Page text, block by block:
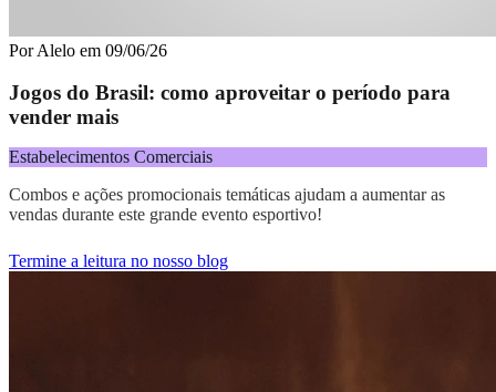
PorAlelo em 09/06/26
Jogos do Brasil: como aproveitar o período para
vender mais
Estabelecimentos Comerciais
Combos e ações promocionais temáticas ajudam a aumentar as
vendas durante este grande evento esportivo!
Termine a leitura no nosso blog